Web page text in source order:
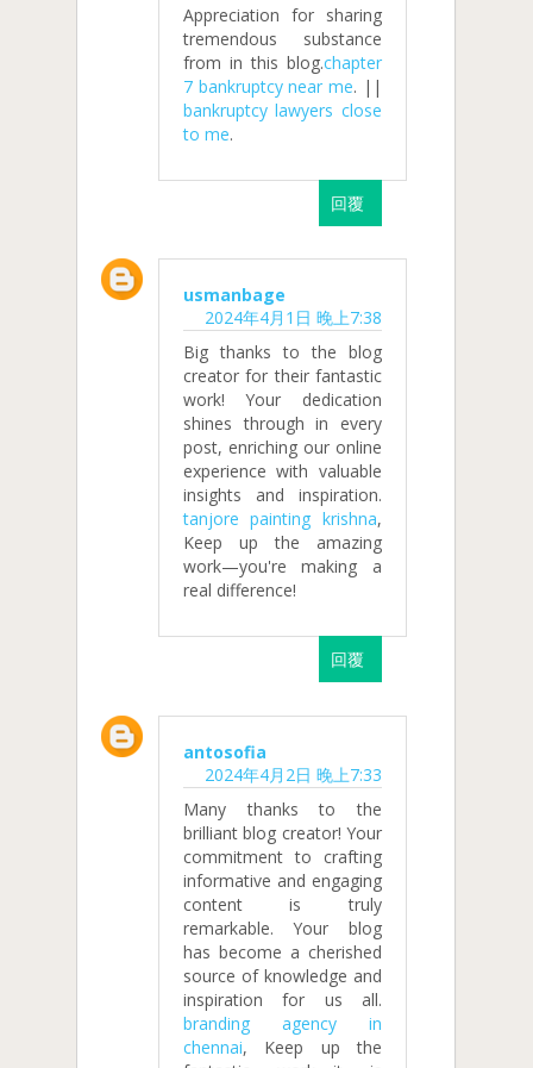
Appreciation for sharing
tremendous substance
from in this blog.chapter
7 bankruptcy near me. ||
bankruptcy lawyers close
to me.
回覆
usmanbage
2024年4月1日 晚上7:38
Big thanks to the blog
creator for their fantastic
work! Your dedication
shines through in every
post, enriching our online
experience with valuable
insights and inspiration.
tanjore painting krishna,
Keep up the amazing
work—you're making a
real difference!
回覆
antosofia
2024年4月2日 晚上7:33
Many thanks to the
brilliant blog creator! Your
commitment to crafting
informative and engaging
content is truly
remarkable. Your blog
has become a cherished
source of knowledge and
inspiration for us all.
branding agency in
chennai, Keep up the